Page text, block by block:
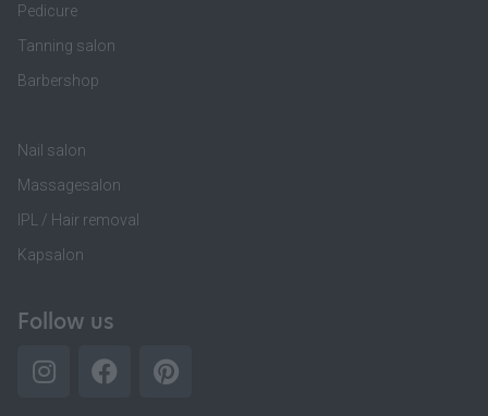
Pedicure
Tanning salon
Barbershop
Nail salon
Massagesalon
IPL / Hair removal
Kapsalon
Follow us